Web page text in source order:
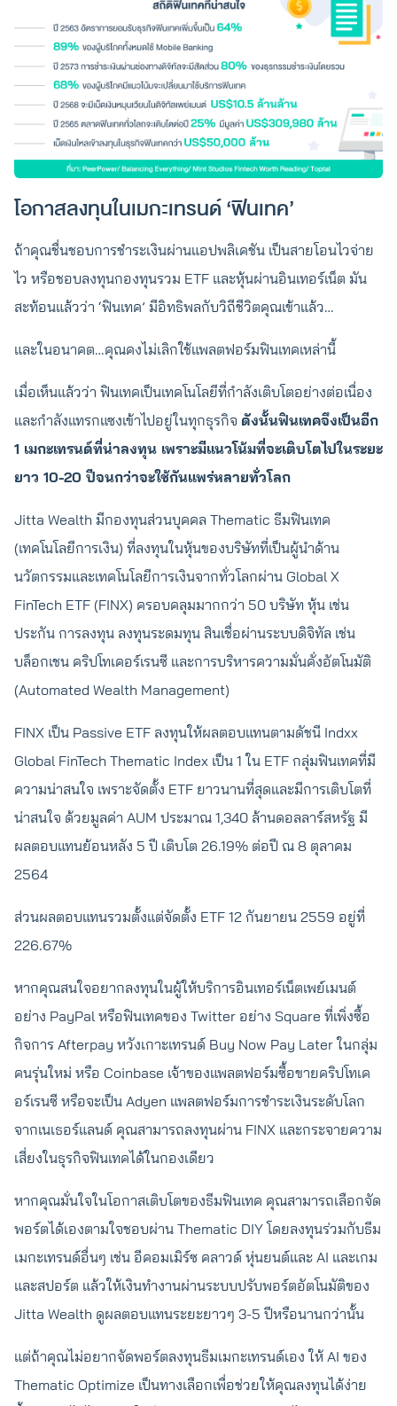
โอกาสลงทุนในเมกะเทรนด์ ‘ฟินเทค’
ถ้าคุณชื่นชอบการชำระเงินผ่านแอปพลิเคชัน เป็นสายโอนไวจ่าย
ไว หรือชอบลงทุนกองทุนรวม ETF และหุ้นผ่านอินเทอร์เน็ต มัน
สะท้อนแล้วว่า ‘ฟินเทค’ มีอิทธิพลกับวิถีชีวิตคุณเข้าแล้ว…
และในอนาคต…คุณคงไม่เลิกใช้แพลตฟอร์มฟินเทคเหล่านี้
เมื่อเห็นแล้วว่า ฟินเทคเป็นเทคโนโลยีที่กำลังเติบโตอย่างต่อเนื่อง
และกำลังแทรกแซงเข้าไปอยู่ในทุกธุรกิจ ดังนั้นฟินเทคจึงเป็นอีก
1 เมกะเทรนด์ที่น่าลงทุน เพราะมีแนวโน้มที่จะเติบโตไปในระยะ
ยาว 10-20 ปีจนกว่าจะใช้กันแพร่หลายทั่วโลก
Jitta Wealth มีกองทุนส่วนบุคคล Thematic ธีมฟินเทค
(เทคโนโลยีการเงิน) ที่ลงทุนในหุ้นของบริษัทที่เป็นผู้นำด้าน
นวัตกรรมและเทคโนโลยีการเงินจากทั่วโลกผ่าน Global X
FinTech ETF (FINX) ครอบคลุมมากกว่า 50 บริษัท หุ้น เช่น
ประกัน การลงทุน ลงทุนระดมทุน สินเชื่อผ่านระบบดิจิทัล เช่น
บล็อกเชน คริปโทเคอร์เรนซี และการบริหารความมั่นคั่งอัตโนมัติ
(Automated Wealth Management)
FINX เป็น Passive ETF ลงทุนให้ผลตอบแทนตามดัชนี Indxx
Global FinTech Thematic Index เป็น 1 ใน ETF กลุ่มฟินเทคที่มี
ความน่าสนใจ เพราะจัดตั้ง ETF ยาวนานที่สุดและมีการเติบโตที่
น่าสนใจ ด้วยมูลค่า AUM ประมาณ 1,340 ล้านดอลลาร์สหรัฐ มี
ผลตอบแทนย้อนหลัง 5 ปี เติบโต 26.19% ต่อปี ณ 8 ตุลาคม
2564
ส่วนผลตอบแทนรวมตั้งแต่จัดตั้ง ETF 12 กันยายน 2559 อยู่ที่
226.67%
หากคุณสนใจอยากลงทุนในผู้ให้บริการอินเทอร์เน็ตเพย์เมนต์
อย่าง PayPal หรือฟินเทคของ Twitter อย่าง Square ที่เพิ่งซื้อ
กิจการ Afterpay หวังเกาะเทรนด์ Buy Now Pay Later ในกลุ่ม
คนรุ่นใหม่ หรือ Coinbase เจ้าของแพลตฟอร์มซื้อขายคริปโทเค
อร์เรนซี หรือจะเป็น Adyen แพลตฟอร์มการชำระเงินระดับโลก
จากเนเธอร์แลนด์ คุณสามารถลงทุนผ่าน FINX และกระจายความ
เสี่ยงในธุรกิจฟินเทคได้ในกองเดียว
หากคุณมั่นใจในโอกาสเติบโตของธีมฟินเทค คุณสามารถเลือกจัด
พอร์ตได้เองตามใจชอบผ่าน Thematic DIY โดยลงทุนร่วมกับธีม
เมกะเทรนด์อื่นๆ เช่น อีคอมเมิร์ซ คลาวด์ หุ่นยนต์และ AI และเกม
และสปอร์ต แล้วให้เงินทำงานผ่านระบบปรับพอร์ตอัตโนมัติของ
Jitta Wealth ดูผลตอบแทนระยะยาวๆ 3-5 ปีหรือนานกว่านั้น
แต่ถ้าคุณไม่อยากจัดพอร์ตลงทุนธีมเมกะเทรนด์เอง ให้ AI ของ
Thematic Optimize เป็นทางเลือกเพื่อช่วยให้คุณลงทุนได้ง่าย